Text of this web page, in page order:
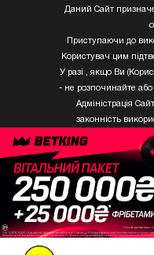
Даний Сайт
Приступаючи до
Користувач цим
У разі , якщо Ви
- не розпочинайте
Адміністрація
законність
Користувачем,
Твори Getty Images,
бути використані
дозволу ТОВ